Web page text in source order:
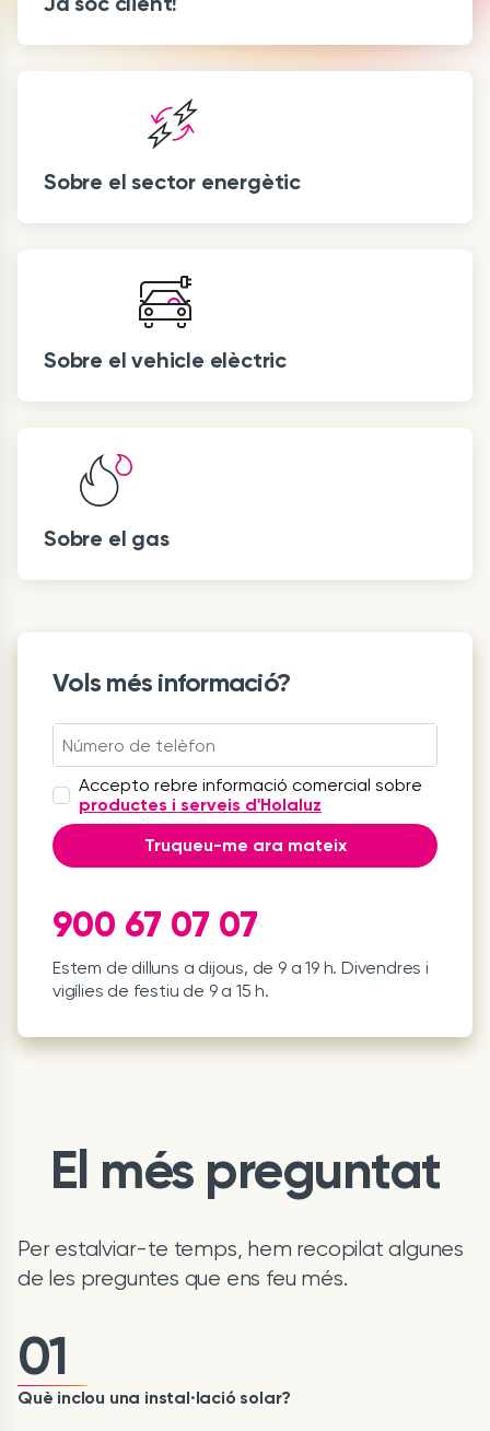
Sobre el sector energètic
Sobre el vehicle elèctric
Sobre el gas
Vols més informació?
Accepto rebre informació comercial sobre
productes i serveis d'Holaluz
Truqueu-me ara mateix
900 67 07 07
Estem de dilluns a dijous, de 9 a 19 h. Divendres i
vigílies de festiu de 9 a 15 h.
El més preguntat
Per estalviar-te temps, hem recopilat algunes
de les preguntes que ens feu més.
01
Què inclou una instal·lació solar?